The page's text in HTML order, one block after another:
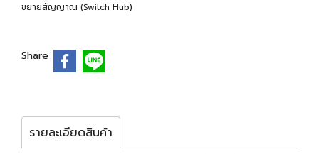
ขยายสัญญาณ (Switch Hub)
Share
รายละเอียดสินค้า